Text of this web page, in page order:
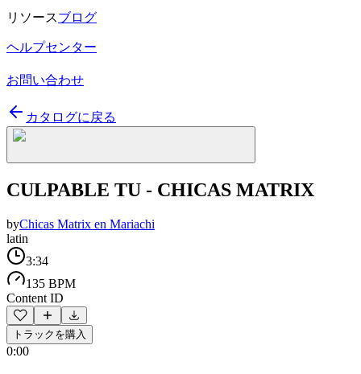
リソースブログ
ヘルプセンター
お問い合わせ
カタログに戻る
CULPABLE TU - CHICAS MATRIX
byChicas Matrix en Mariachi
latin
3:34
135 BPM
Content ID
トラックを購入
0:00